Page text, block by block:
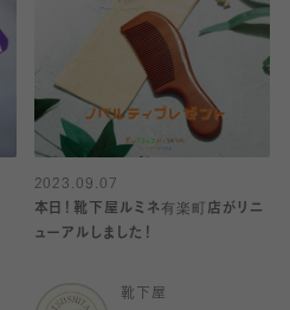
2023.09.07
本日！靴下屋ルミネ有楽町店がリニ
ューアルしました！
靴下屋